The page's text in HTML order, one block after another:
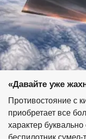
«Давайте уже
Противостояние с
приобретает все
характер
беспилотник сумел-